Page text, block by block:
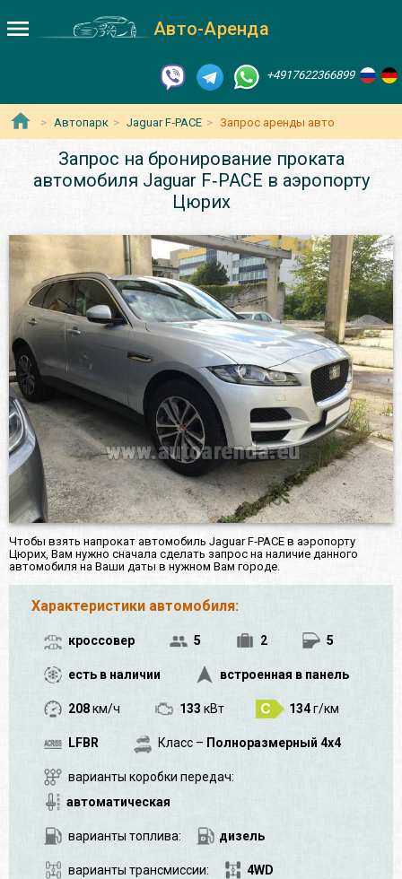
Авто-Аренда
+4917622366899
Автопарк Jaguar F‑PACE Запрос аренды авто
Запрос на бронирование проката
автомобиля Jaguar F‑PACE в аэропорту
Цюрих
Чтобы взять напрокат автомобиль Jaguar F‑PACE в аэропорту
Цюрих, Вам нужно сначала сделать запрос на наличие данного
автомобиля на Ваши даты в нужном Вам городе.
Характеристики автомобиля:
кроссовер 5 2 5
есть в наличии встроенная в панель
208км/ч 133 кВт 134г/км
LFBR Класс – Полноразмерный 4x4
варианты коробки передач:
автоматическая
варианты топлива: дизель
варианты трансмиссии: 4WD